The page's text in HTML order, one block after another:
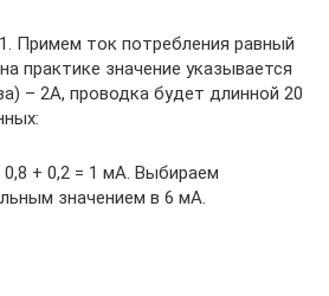
Примем ток потребления равный
практике значение указывается
– 2А, проводка будет длинной 20
0,8 + 0,2 = 1 мА. Выбираем
значением в 6 мА.